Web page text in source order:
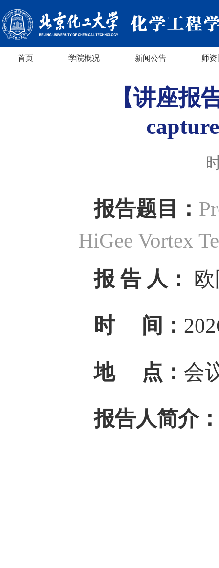
首页 学院概况 新闻公告 师资
【讲座报
报告题目：
HiGee Vortex
报 告 人：
时 间：
地 点： 会
报告人简介